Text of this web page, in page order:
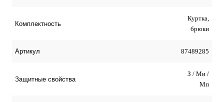
Комплектность
Куртка,
брюки
Артикул 87489285
Защитные свойства
З / Ми /
Мп